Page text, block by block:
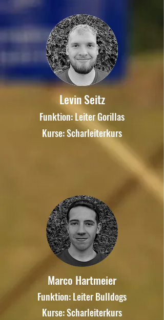
Levin Seitz
Funktion: Leiter Gorillas
Kurse: Scharleiterkurs
Marco Hartmeier
Funktion:Leiter Bulldogs
Kurse: Scharleiterkurs